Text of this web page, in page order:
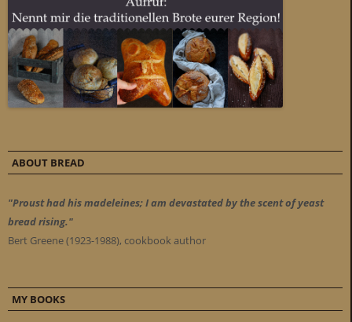
ABOUT BREAD
"Proust had his madeleines; I am devastated by the scent of yeast
bread rising."
Bert Greene (1923-1988), cookbook author
MY BOOKS